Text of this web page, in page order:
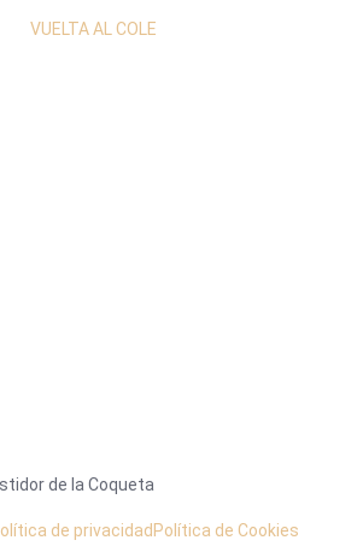
VUELTA AL COLE
de la Coqueta
de privacidad Política de Cookies